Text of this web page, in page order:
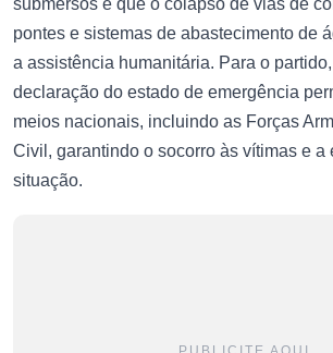
submersos e que o colapso de vias de
pontes e sistemas de abastecimento de
a assistência humanitária. Para o
declaração do estado de emergência
meios nacionais, incluindo as Forças
Civil, garantindo o socorro às vítimas e a
situação.